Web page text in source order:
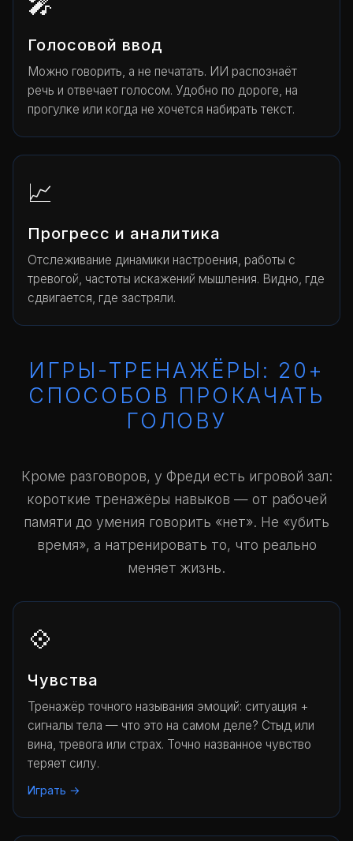
Голосовой ввод
Можно говорить, а не печатать. ИИ распознаёт
речь и отвечает голосом. Удобно по дороге, на
прогулке или когда не хочется набирать текст.
📈
Прогресс и аналитика
Отслеживание динамики настроения, работы с
тревогой, частоты искажений мышления. Видно, где
сдвигается, где застряли.
ИГРЫ-ТРЕНАЖЁРЫ: 20+
СПОСОБОВ ПРОКАЧАТЬ
ГОЛОВУ
Кроме разговоров, у Фреди есть игровой зал:
короткие тренажёры навыков — от рабочей
памяти до умения говорить «нет». Не «убить
время», а натренировать то, что реально
меняет жизнь.
💠
Чувства
Тренажёр точного называния эмоций: ситуация +
сигналы тела — что это на самом деле? Стыд или
вина, тревога или страх. Точно названное чувство
теряет силу.
Играть →